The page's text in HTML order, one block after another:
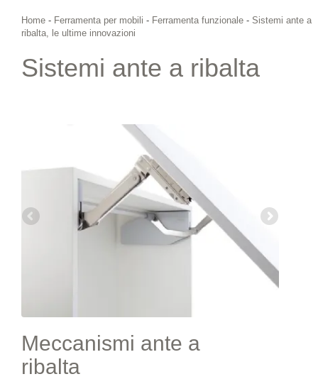
Home - Ferramenta per mobili - Ferramenta funzionale - Sistemi ante a
ribalta, le ultime innovazioni
Sistemi ante a ribalta
Meccanismi ante a
ribalta